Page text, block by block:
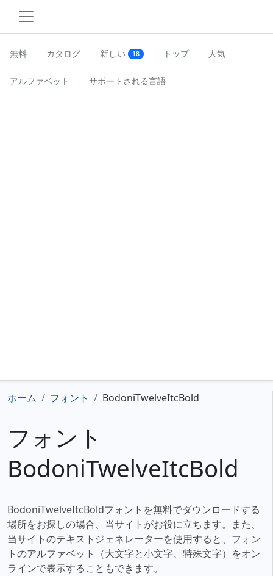
無料 カタログ 新しい 18 トップ 人気
アルファベット サポートされる言語
ホーム フォント BodoniTwelveItcBold
フォント
BodoniTwelveItcBold
BodoniTwelveItcBoldフォントを無料でダウンロードする
場所をお探しの場合、当サイトがお役に立ちます。また、
当サイトのテキストジェネレーターを使用すると、フォン
トのアルファベット（大文字と小文字、特殊文字）をオン
ラインで表示することもできます。